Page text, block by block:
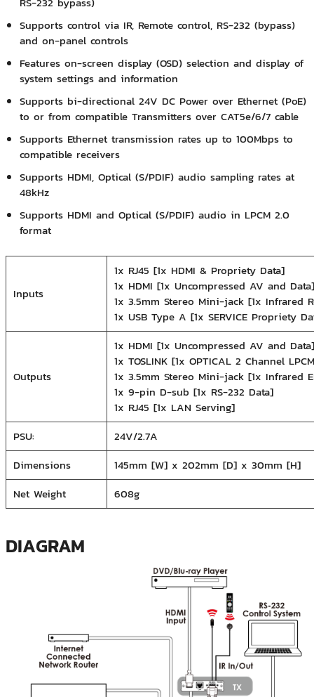
Supports control via IR, Remote control, RS-232 (bypass)
and on-panel controls
Features on-screen display (OSD) selection and display of
system settings and information
Supports bi-directional 24V DC Power over Ethernet (PoE)
to or from compatible Transmitters over CAT5e/6/7 cable
Supports Ethernet transmission rates up to 100Mbps to
compatible receivers
Supports HDMI, Optical (S/PDIF) audio sampling rates at
48kHz
Supports HDMI and Optical (S/PDIF) audio in LPCM 2.0
format
Inputs
1x RJ45 [1x HDMI & Propriety Data]
1x HDMI [1x Uncompressed AV and Data]
1x 3.5mm Stereo Mini-jack [1x Infrared
1x USB Type A [1x SERVICE Propriety
Outputs
1x HDMI [1x Uncompressed AV and Data]
1x TOSLINK [1x OPTICAL 2 Channel
1x 3.5mm Stereo Mini-jack [1x Infrared
1x 9-pin D-sub [1x RS-232 Data]
1x RJ45 [1x LAN Serving]
PSU:
24V/2.7A
Dimensions
145mm [W] x 202mm [D] x 30mm [H]
Net Weight
608g
DIAGRAM